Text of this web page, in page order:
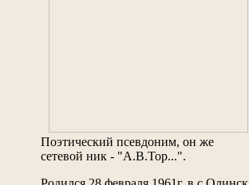
Поэтический псевдоним, он же
сетевой ник - "А.В.Тор...".